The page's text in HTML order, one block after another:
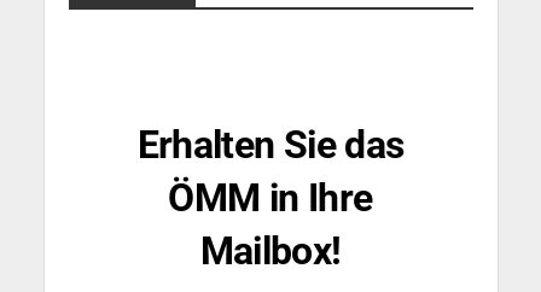
Erhalten Sie das
ÖMM in Ihre
Mailbox!